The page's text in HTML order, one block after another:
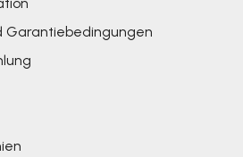
Garantiebedingungen